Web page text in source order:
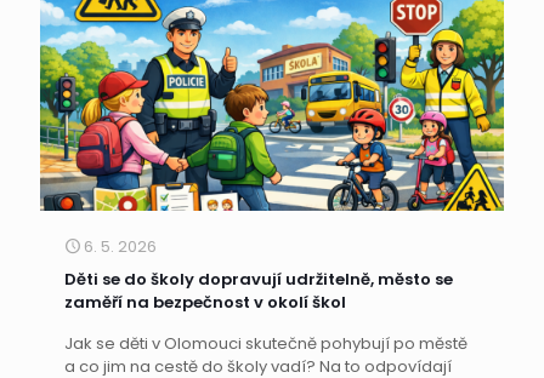
6. 5. 2026
Děti se do školy dopravují udržitelně, město se
zaměří na bezpečnost v okolí škol
Jak se děti v Olomouci skutečně pohybují po městě
a co jim na cestě do školy vadí? Na to odpovídají